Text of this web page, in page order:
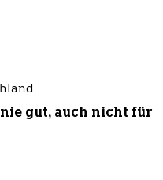
gut, auch nicht für